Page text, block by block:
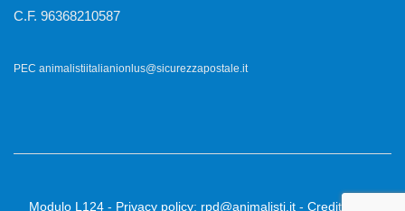
C.F. 96368210587
PEC animalistiitalianionlus@sicurezzapostale.it
Modulo L124- Privacy policy: rpd@animalisti.it- Credits